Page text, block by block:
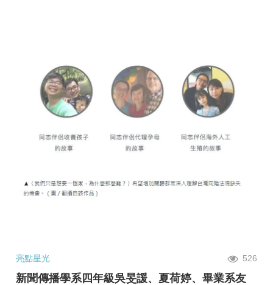
亮點星光 526
新聞傳播學系四年級吳旻諼、夏荷婷、畢業系友